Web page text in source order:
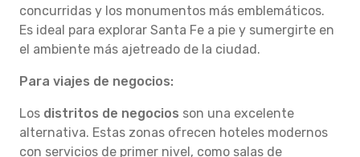
concurridas y los monumentos más emblemáticos.
Es ideal para explorar Santa Fe a pie y sumergirte en
el ambiente más ajetreado de la ciudad.
Para viajes de negocios:
Los distritos de negocios son una excelente
alternativa. Estas zonas ofrecen hoteles modernos
con servicios de primer nivel, como salas de